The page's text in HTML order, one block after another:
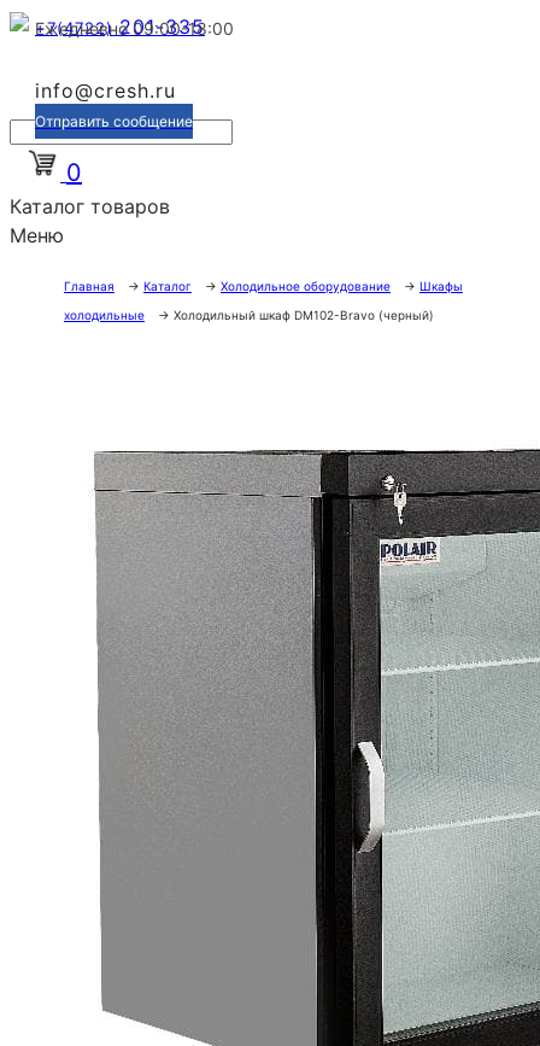
+7(4722)201-335
Ежедневно 09:00-18:00
info@cresh.ru
Отправить сообщение
0
Каталог товаров
Меню
Главная → Каталог → Холодильное оборудование → Шкафы
холодильные
→ Холодильный шкаф DM102-Bravo (черный)